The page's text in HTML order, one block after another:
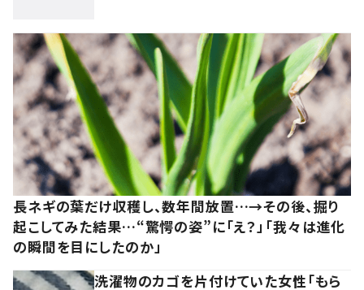
長ネギの葉だけ収穫し、数年間放置…→その後、掘り
起こしてみた結果…“驚愕の姿”に「え？」「我々は進化
の瞬間を目にしたのか」
洗濯物のカゴを片付けていた女性「もら